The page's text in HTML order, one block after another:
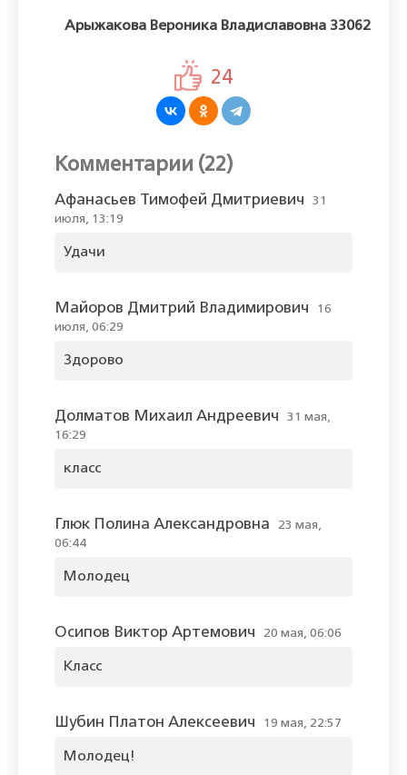
Арыжакова Вероника Владиславовна 33062
24
Комментарии (22)
Афанасьев Тимофей Дмитриевич
31
июля, 13:19
Удачи
Майоров Дмитрий Владимирович
16
июля, 06:29
Здорово
Долматов Михаил Андреевич
31 мая,
16:29
класс
Глюк Полина Александровна
23 мая,
06:44
Молодец
Осипов Виктор Артемович 20 мая, 06:06
Класс
Шубин Платон Алексеевич 19 мая, 22:57
Молодец!